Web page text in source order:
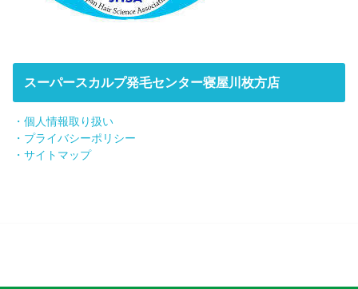
スーパースカルプ発毛センター寝屋川枚方店
・個人情報取り扱い
・プライバシーポリシー
・サイトマップ